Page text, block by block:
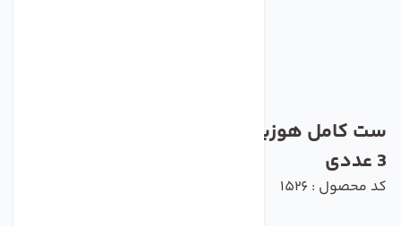
ست کامل هوزینگ تصفیه کننده آب مجموعه
3 عددی
کد محصول : 1526